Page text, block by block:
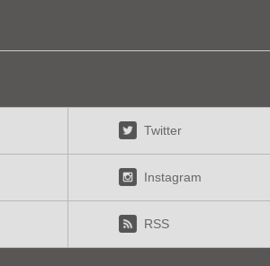
Twitter
Instagram
RSS